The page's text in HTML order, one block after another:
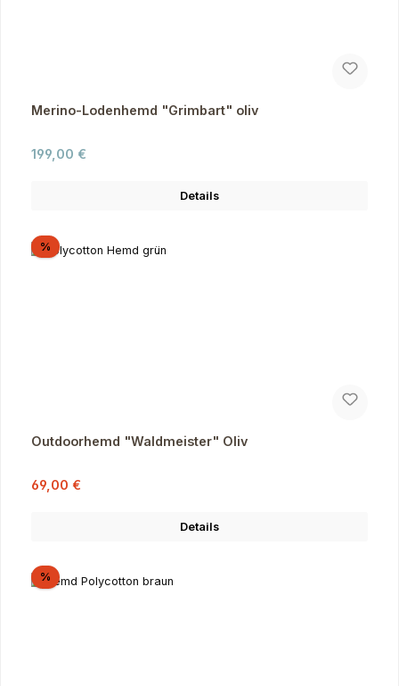
Merino-Lodenhemd "Grimbart" oliv
Regulärer Preis:
199,00 €
Details
%Rabatt
Outdoorhemd "Waldmeister" Oliv
Verkaufspreis:
69,00 €
Details
%Rabatt